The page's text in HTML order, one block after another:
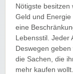
Nötigste besitzen
Geld und
eine
Lebensstil.
Deswegen
die Sachen, die
mehr kaufen wollt.